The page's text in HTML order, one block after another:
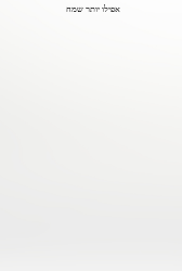
אפילו יותר שמח